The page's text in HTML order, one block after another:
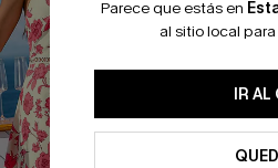
Parece que estás en
al sitio local
IR AL